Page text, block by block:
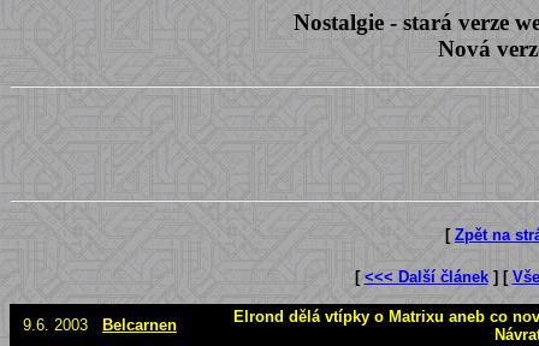
Nostalgie - stará verze
Nová
[ Zpět na
[ <<< Další článek] [
9.6. 2003 Belcarnen
Elrond dělá vtípky o Matrixu aneb co